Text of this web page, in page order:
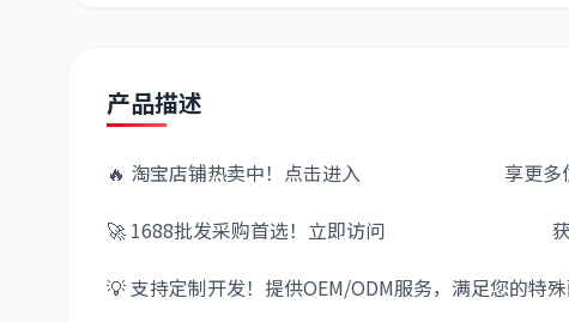
产品描述
🔥 淘宝店铺热卖中！点击进入
享更多
🚀 1688批发采购首选！立即访问
💡 支持定制开发！提供OEM/ODM服务，满足您的特